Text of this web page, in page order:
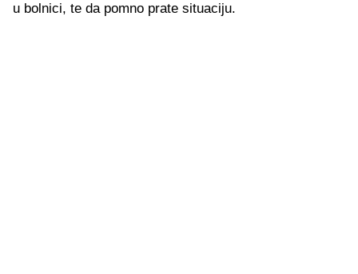
u bolnici, te da pomno prate situaciju.